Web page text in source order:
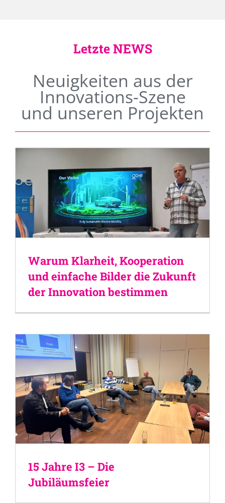
Letzte NEWS
Neuigkeiten aus der
Innovations-Szene
und unseren Projekten
Warum Klarheit, Kooperation
und einfache Bilder die Zukunft
der Innovation bestimmen
15 Jahre I3 – Die
Jubiläumsfeier